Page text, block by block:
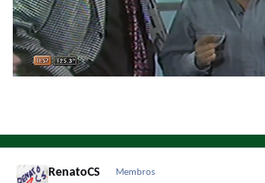
RenatoCS Membros